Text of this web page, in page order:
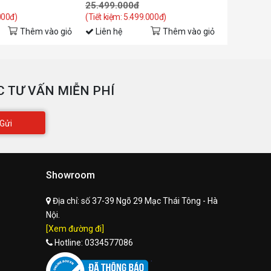
hiệu
COLORFUL
sản
RTX5070 GAMING 12GB-V |
hành
Thêm vào giỏ
25.499.000đ
(Tiết kiệm: 5.499.000đ)
Liên hệ Thêm vào giỏ
TƯ VẤN MIỄN PHÍ
Gửi
Showroom
Địa chỉ: số 37-39 Ngõ 29 Mạc Thái Tông - Hà
Nội.
[Xem đường đi]
Hotline: 0334577086